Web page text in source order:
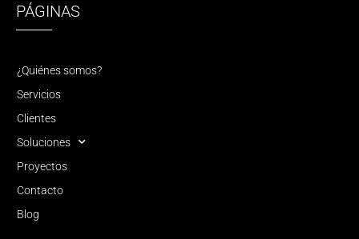
PÁGINAS
¿Quiénes somos?
Servicios
Clientes
Soluciones
Proyectos
Contacto
Blog